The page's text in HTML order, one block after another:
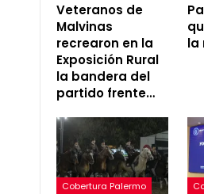
Veteranos de
Malvinas
recrearon en la
Exposición Rural
la bandera del
partido frente…
la
Cobertura Palermo